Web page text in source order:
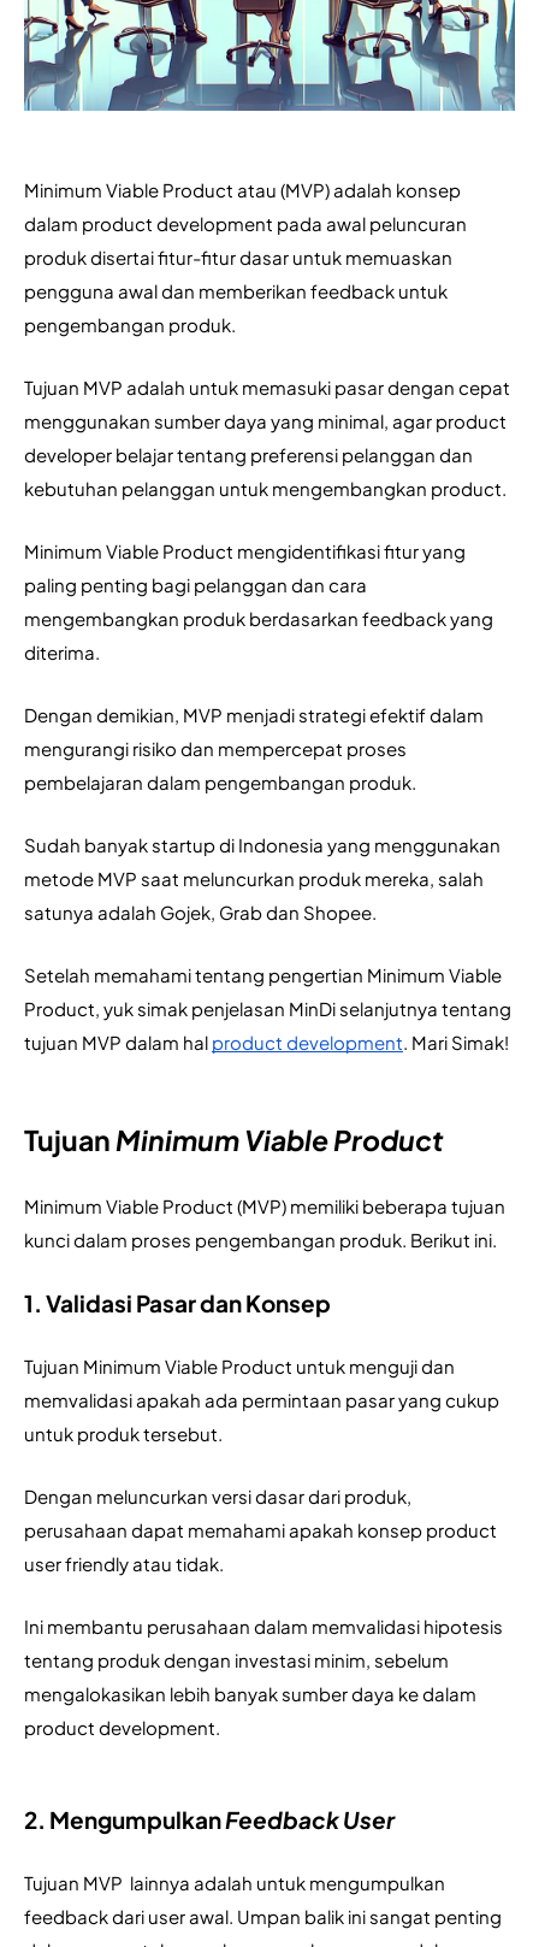
Minimum Viable Product atau (MVP) adalah konsep
dalam product development pada awal peluncuran
produk disertai fitur-fitur dasar untuk memuaskan
pengguna awal dan memberikan feedback untuk
pengembangan produk.
Tujuan MVP adalah untuk memasuki pasar dengan cepat
menggunakan sumber daya yang minimal, agar product
developer belajar tentang preferensi pelanggan dan
kebutuhan pelanggan untuk mengembangkan product.
Minimum Viable Product mengidentifikasi fitur yang
paling penting bagi pelanggan dan cara
mengembangkan produk berdasarkan feedback yang
diterima.
Dengan demikian, MVP menjadi strategi efektif dalam
mengurangi risiko dan mempercepat proses
pembelajaran dalam pengembangan produk.
Sudah banyak startup di Indonesia yang menggunakan
metode MVP saat meluncurkan produk mereka, salah
satunya adalah Gojek, Grab dan Shopee.
Setelah memahami tentang pengertian Minimum Viable
Product, yuk simak penjelasan MinDi selanjutnya tentang
tujuan MVP dalam hal product development. Mari Simak!
Tujuan Minimum Viable Product
Minimum Viable Product (MVP) memiliki beberapa tujuan
kunci dalam proses pengembangan produk. Berikut ini.
1. Validasi Pasar dan Konsep
Tujuan Minimum Viable Product untuk menguji dan
memvalidasi apakah ada permintaan pasar yang cukup
untuk produk tersebut.
Dengan meluncurkan versi dasar dari produk,
perusahaan dapat memahami apakah konsep product
user friendly atau tidak.
Ini membantu perusahaan dalam memvalidasi hipotesis
tentang produk dengan investasi minim, sebelum
mengalokasikan lebih banyak sumber daya ke dalam
product development.
2. MengumpulkanFeedback User
Tujuan MVP  lainnya adalah untuk mengumpulkan
feedback dari user awal. Umpan balik ini sangat penting